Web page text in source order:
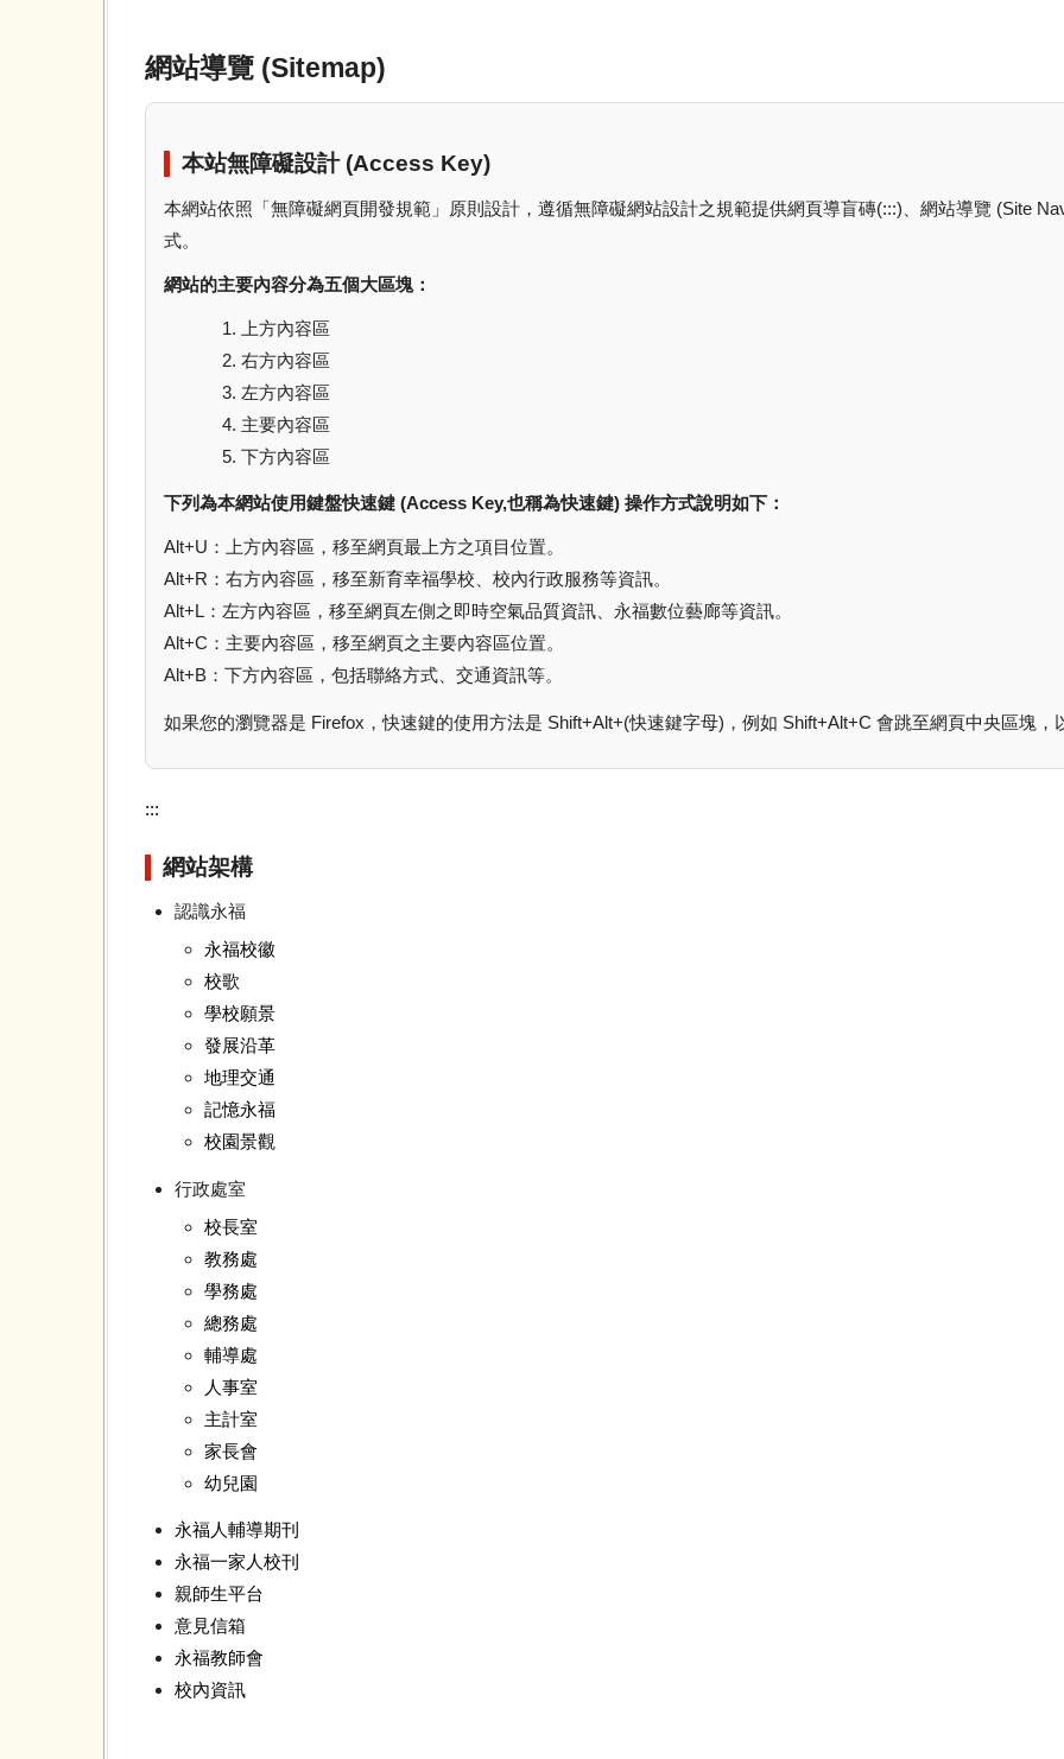
網站導覽 (Sitemap)
本站無障礙設計 (Access Key)
本網站依照「無障礙網頁開發規範」原則設計，遵循無障礙網站設計之規範提供網頁導盲磚(:::)、網站導覽 (Site
式。
網站的主要內容分為五個大區塊：
上方內容區
右方內容區
左方內容區
主要內容區
下方內容區
下列為本網站使用鍵盤快速鍵 (Access Key,也稱為快速鍵) 操作方式說明如下：
Alt+U：上方內容區，移至網頁最上方之項目位置。
Alt+R：右方內容區，移至新育幸福學校、校內行政服務等資訊。
Alt+L：左方內容區，移至網頁左側之即時空氣品質資訊、永福數位藝廊等資訊。
Alt+C：主要內容區，移至網頁之主要內容區位置。
Alt+B：下方內容區，包括聯絡方式、交通資訊等。
如果您的瀏覽器是 Firefox，快速鍵的使用方法是 Shift+Alt+(快速鍵字母)，例如 Shift+Alt+C 會跳至網頁中央區塊，
:::
網站架構
認識永福
永福校徽
校歌
學校願景
發展沿革
地理交通
記憶永福
校園景觀
行政處室
校長室
教務處
學務處
總務處
輔導處
人事室
主計室
家長會
幼兒園
永福人輔導期刊
永福一家人校刊
親師生平台
意見信箱
永福教師會
校內資訊